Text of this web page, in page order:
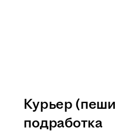
Курьер
подработка